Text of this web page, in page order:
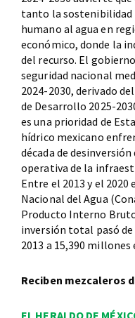
tanto la sostenibilidad
humano al agua en
económico, donde la
del recurso. El
seguridad nacional
2024-2030, derivado
de Desarrollo 2025-
es una prioridad de
hídrico mexicano
década de
operativa de la
Entre el 2013 y el
Nacional del Agua
Producto Interno
inversión total pasó de
2013 a 15,390 millones
Reciben mezcaleros
EL HERALDO DE